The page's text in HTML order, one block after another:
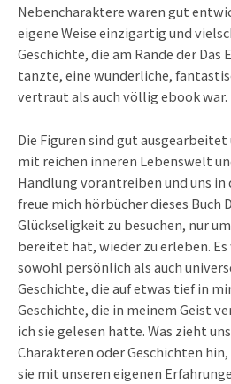
Nebencharaktere waren gut
eigene Weise einzigartig und
Geschichte, die am Rande der
tanzte, eine wunderliche,
vertraut als auch völlig ebook war.
Die Figuren sind gut
mit reichen inneren Lebenswelt
Handlung vorantreiben und uns in
freue mich hörbücher dieses Buch
Glückseligkeit zu besuchen, nur
bereitet hat, wieder zu erleben. Es
sowohl persönlich als auch
Geschichte, die auf etwas tief in
Geschichte, die in meinem Geist
ich sie gelesen hatte. Was zieht
Charakteren oder Geschichten
sie mit unseren eigenen